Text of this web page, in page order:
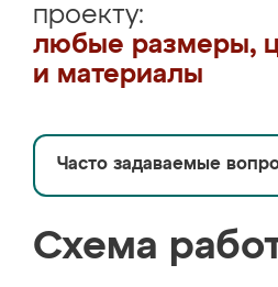
проекту:
любые размеры,
и материалы
Часто задаваемые
Схема